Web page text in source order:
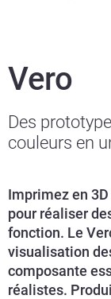
Vero
Des
couleurs en
Imprimez en
pour réaliser
fonction. Le
visualisation
composante
réalistes.